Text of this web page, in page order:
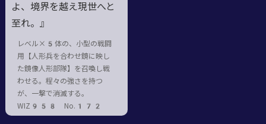
よ、境界を越え現世へと
至れ。』
レベル×5体の、小型の戦闘
用【人形兵を合わせ鏡に映し
た鏡像人形部隊】を召喚し戦
わせる。程々の強さを持つ
が、一撃で消滅する。
WIZ958 No.172